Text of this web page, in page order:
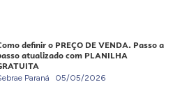
definir o PREÇO DE VENDA. Passo a
atualizado com PLANILHA
Paraná 05/05/2026